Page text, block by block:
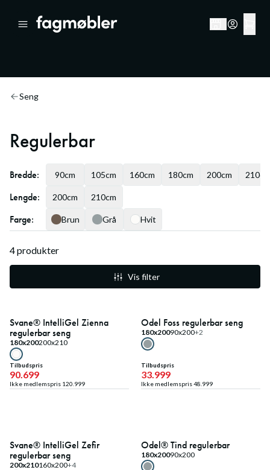
Seng
Regulerbar
Bredde: 90cm 105cm 160cm 180cm 200cm 210cm
Lengde: 200cm 210cm
Farge: Brun Grå Hvit
4produkter
Vis filter
Medlemstilbud
25%
Svane® IntelliGel Zienna
regulerbar seng
180x200200x210
Tilbudspris
90.699
Ikke medlemspris 120.999
Medlemstilbud
30%
Odel Foss regulerbar seng
180x20090x200+2
Tilbudspris
33.999
Ikke medlemspris48.999
Medlemstilbud
Svane® IntelliGel Zefir
regulerbar seng
200x210160x200+4
Medlemstilbud
Odel® Tind regulerbar
180x20090x200